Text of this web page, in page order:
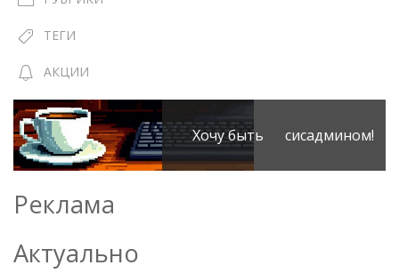
ТЕГИ
АКЦИИ
Хочу быть сисадмином!
Реклама
Актуально